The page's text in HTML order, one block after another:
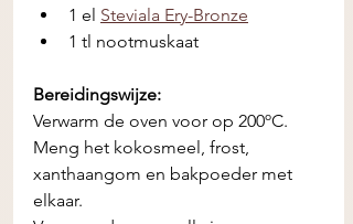
1 el Steviala Ery-Bronze
1 tl nootmuskaat
Bereidingswijze:
Verwarm de oven voor op 200ºC.
Meng het kokosmeel, frost,
xanthaangom en bakpoeder met
elkaar.